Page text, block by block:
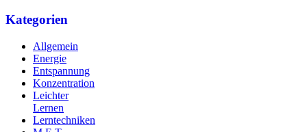
Kategorien
Allgemein
Energie
Entspannung
Konzentration
Leichter
Lernen
Lerntechniken